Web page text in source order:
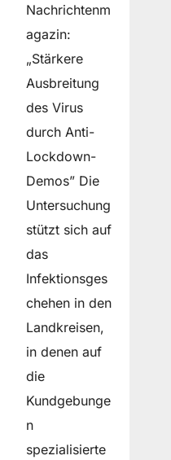
Nachrichtenm
agazin:
„Stärkere
Ausbreitung
des Virus
durch Anti-
Lockdown-
Demos” Die
Untersuchung
stützt sich auf
das
Infektionsges
chehen in den
Landkreisen,
in denen auf
die
Kundgebunge
n
spezialisierte